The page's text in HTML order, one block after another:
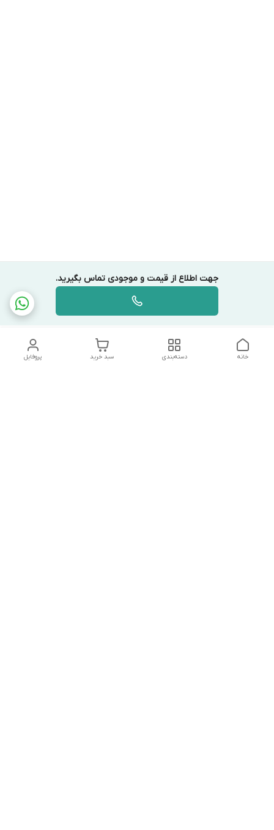
جهت اطلاع از قیمت و موجودی تماس بگیرید.
پروفایل سبد خرید دسته‌بندی خانه